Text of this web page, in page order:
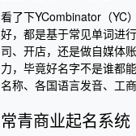
看了下YCombinator（YC
好，都是基于常见单词进
司、开店，还是做自媒体
力，毕竟好名字不是谁都
名称、各国语言发音、工
常青商业起名系统